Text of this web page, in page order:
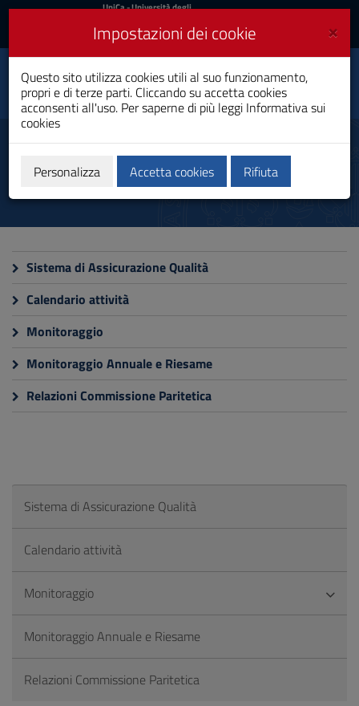
Vai
al
navigazione
sito
al
Footer
UniCa
Accedi
UniCa- Università degli
Accedi UniCA News
Toggle
navigation
Fisica
Laurea
Qualità e miglioramento
Sistema di Assicurazione Qualità
Calendario attività
Monitoraggio
Monitoraggio Annuale e Riesame
Relazioni Commissione Paritetica
Sistema di Assicurazione Qualità
Calendario attività
Monitoraggio
Monitoraggio Annuale e Riesame
Relazioni Commissione Paritetica
×
Impostazioni dei cookie
Questo sito utilizza cookies utili al suo funzionamento,
propri e di terze parti. Cliccando su accetta cookies
acconsenti all'uso. Per saperne di più leggi Informativa sui
cookies
Personalizza Accetta cookies Rifiuta